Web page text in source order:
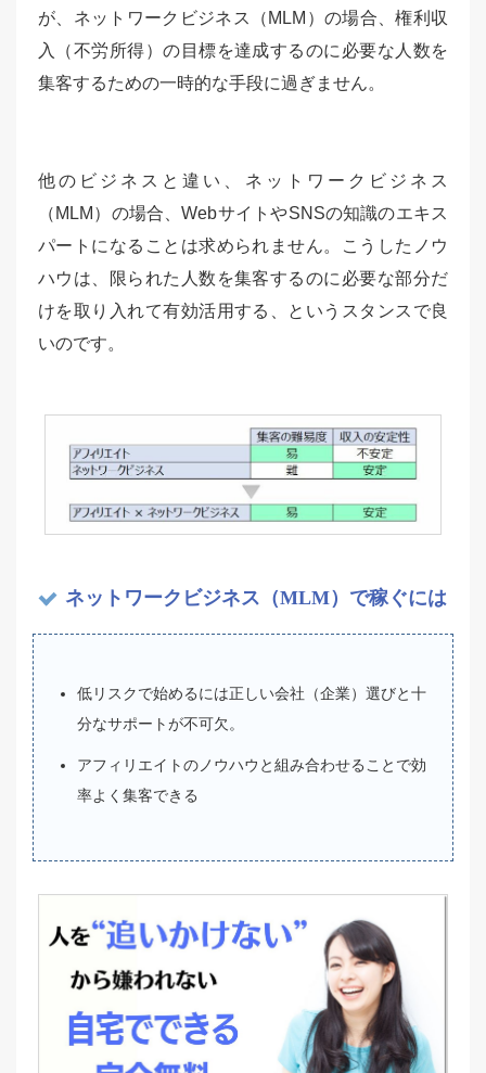
が、ネットワークビジネス（MLM）の場合、権利収
入（不労所得）の目標を達成するのに必要な人数を
集客するための一時的な手段に過ぎません。
他のビジネスと違い、ネットワークビジネス
（MLM）の場合、WebサイトやSNSの知識のエキス
パートになることは求められません。こうしたノウ
ハウは、限られた人数を集客するのに必要な部分だ
けを取り入れて有効活用する、というスタンスで良
いのです。
ネットワークビジネス（MLM）で稼ぐには
低リスクで始めるには正しい会社（企業）選びと十
分なサポートが不可欠。
アフィリエイトのノウハウと組み合わせることで効
率よく集客できる